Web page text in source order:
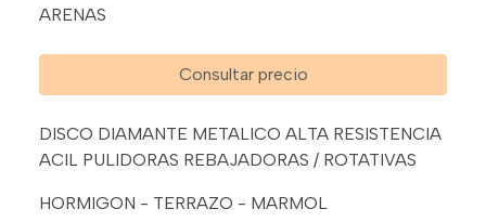
ARENAS
Consultar precio
DISCO DIAMANTE METALICO ALTA RESISTENCIA
ACIL PULIDORAS REBAJADORAS / ROTATIVAS
HORMIGON - TERRAZO - MARMOL